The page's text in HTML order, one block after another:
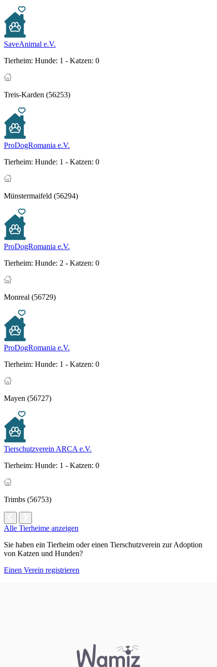
SaveAnimal e.V.
Tierheim: Hunde: 1 - Katzen: 0
Treis-Karden (56253)
ProDogRomania e.V.
Tierheim: Hunde: 1 - Katzen: 0
Münstermaifeld (56294)
ProDogRomania e.V.
Tierheim: Hunde: 2 - Katzen: 0
Monreal (56729)
ProDogRomania e.V.
Tierheim: Hunde: 1 - Katzen: 0
Mayen (56727)
Tierschutzverein ARCA e.V.
Tierheim: Hunde: 1 - Katzen: 0
Trimbs (56753)
Alle Tierheime anzeigen
Sie haben ein Tierheim oder einen Tierschutzverein zur Adoption
von Katzen und Hunden?
Einen Verein registrieren